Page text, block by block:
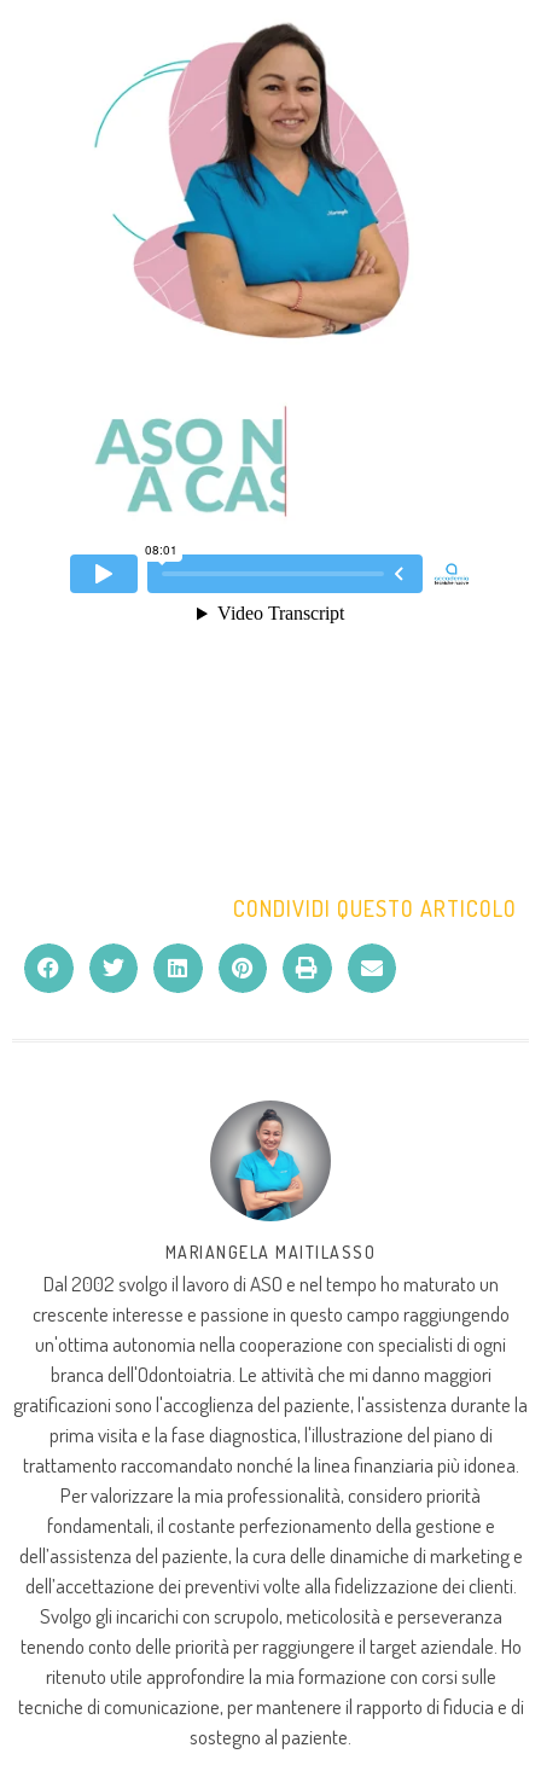
CONDIVIDI QUESTO ARTICOLO
MARIANGELA MAITILASSO
Dal 2002 svolgo il lavoro di ASO e nel tempo ho maturato un
crescente interesse e passione in questo campo raggiungendo
un'ottima autonomia nella cooperazione con specialisti di ogni
branca dell'Odontoiatria. Le attività che mi danno maggiori
gratificazioni sono l'accoglienza del paziente, l'assistenza durante la
prima visita e la fase diagnostica, l'illustrazione del piano di
trattamento raccomandato nonché la linea finanziaria più idonea.
Per valorizzare la mia professionalità, considero priorità
fondamentali, il costante perfezionamento della gestione e
dell’assistenza del paziente, la cura delle dinamiche di marketing e
dell’accettazione dei preventivi volte alla fidelizzazione dei clienti.
Svolgo gli incarichi con scrupolo, meticolosità e perseveranza
tenendo conto delle priorità per raggiungere il target aziendale. Ho
ritenuto utile approfondire la mia formazione con corsi sulle
tecniche di comunicazione, per mantenere il rapporto di fiducia e di
sostegno al paziente.